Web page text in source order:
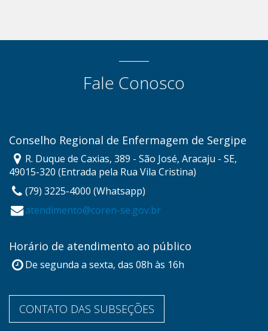
Fale Conosco
Conselho Regional de Enfermagem de Sergipe
R. Duque de Caxias, 389 - São José, Aracaju - SE,
49015-320 (Entrada pela Rua Vila Cristina)
(79) 3225-4000 (Whatsapp)
atendimento@coren-se.gov.br
Horário de atendimento ao público
De segunda a sexta, das 08h às 16h
CONTATO DAS SUBSEÇÕES